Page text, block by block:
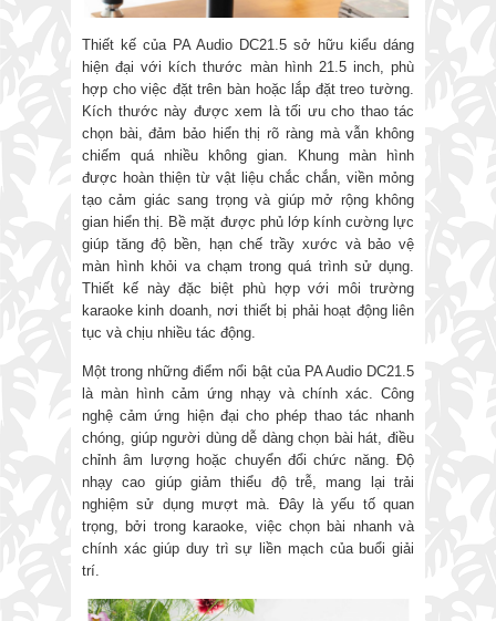
Thiết kế của PA Audio DC21.5 sở hữu kiểu dáng
hiện đại với kích thước màn hình 21.5 inch, phù
hợp cho việc đặt trên bàn hoặc lắp đặt treo tường.
Kích thước này được xem là tối ưu cho thao tác
chọn bài, đảm bảo hiển thị rõ ràng mà vẫn không
chiếm quá nhiều không gian. Khung màn hình
được hoàn thiện từ vật liệu chắc chắn, viền mỏng
tạo cảm giác sang trọng và giúp mở rộng không
gian hiển thị. Bề mặt được phủ lớp kính cường lực
giúp tăng độ bền, hạn chế trầy xước và bảo vệ
màn hình khỏi va chạm trong quá trình sử dụng.
Thiết kế này đặc biệt phù hợp với môi trường
karaoke kinh doanh, nơi thiết bị phải hoạt động liên
tục và chịu nhiều tác động.
Một trong những điểm nổi bật của PA Audio DC21.5
là màn hình cảm ứng nhạy và chính xác. Công
nghệ cảm ứng hiện đại cho phép thao tác nhanh
chóng, giúp người dùng dễ dàng chọn bài hát, điều
chỉnh âm lượng hoặc chuyển đổi chức năng. Độ
nhạy cao giúp giảm thiểu độ trễ, mang lại trải
nghiệm sử dụng mượt mà. Đây là yếu tố quan
trọng, bởi trong karaoke, việc chọn bài nhanh và
chính xác giúp duy trì sự liền mạch của buổi giải
trí.